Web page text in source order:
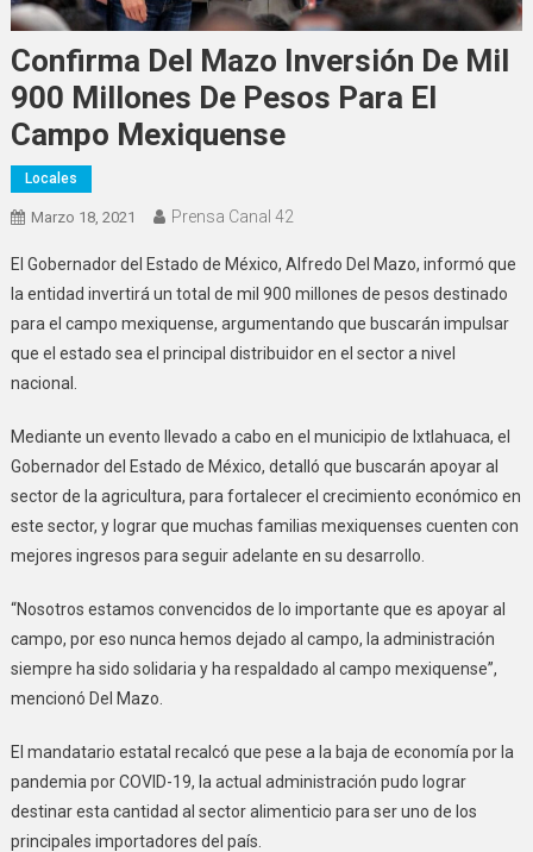
Confirma Del Mazo Inversión De Mil
900 Millones De Pesos Para El
Campo Mexiquense
Locales
Marzo 18, 2021 Prensa Canal 42
El Gobernador del Estado de México, Alfredo Del Mazo, informó que
la entidad invertirá un total de mil 900 millones de pesos destinado
para el campo mexiquense, argumentando que buscarán impulsar
que el estado sea el principal distribuidor en el sector a nivel
nacional.
Mediante un evento llevado a cabo en el municipio de Ixtlahuaca, el
Gobernador del Estado de México, detalló que buscarán apoyar al
sector de la agricultura, para fortalecer el crecimiento económico en
este sector, y lograr que muchas familias mexiquenses cuenten con
mejores ingresos para seguir adelante en su desarrollo.
“Nosotros estamos convencidos de lo importante que es apoyar al
campo, por eso nunca hemos dejado al campo, la administración
siempre ha sido solidaria y ha respaldado al campo mexiquense”,
mencionó Del Mazo.
El mandatario estatal recalcó que pese a la baja de economía por la
pandemia por COVID-19, la actual administración pudo lograr
destinar esta cantidad al sector alimenticio para ser uno de los
principales importadores del país.